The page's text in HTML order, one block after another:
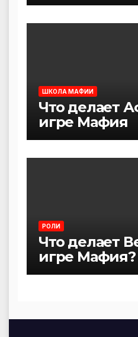
ШКОЛА МАФИИ
Что делает
игре Мафия
РОЛИ
Что делает
игре Мафия?